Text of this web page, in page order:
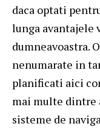
daca optati
lunga avantajele
dumneavoastra.
nenumarate in
planificati aici
mai multe dintre
sisteme de